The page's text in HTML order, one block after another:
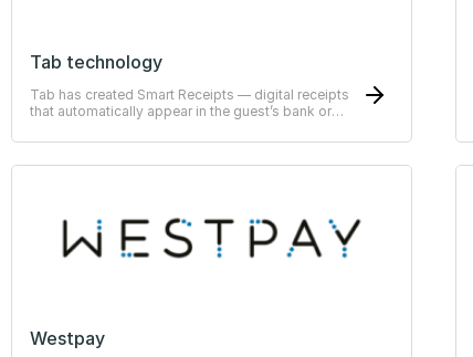
Tab technology
Tab has created Smart Receipts — digital receipts
that automatically appear in the guest’s bank or
Westpay